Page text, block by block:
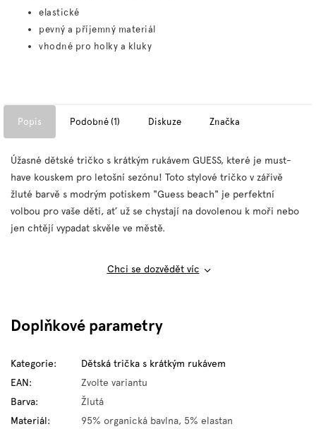
elastické
pevný a příjemný materiál
vhodné pro holky a kluky
Popis Podobné (1) Diskuze Značka
Úžasné dětské tričko s krátkým rukávem GUESS, které je must-
have kouskem pro letošní sezónu! Toto stylové tričko v zářivě
žluté barvě s modrým potiskem "Guess beach" je perfektní
volbou pro vaše děti, ať už se chystají na dovolenou k moři nebo
jen chtějí vypadat skvěle ve městě.
Chci se dozvědět víc
Doplňkové parametry
Kategorie:
Dětská trička s krátkým rukávem
EAN:
Zvolte variantu
Barva:
Žlutá
Materiál: 95% organická bavlna, 5% elastan